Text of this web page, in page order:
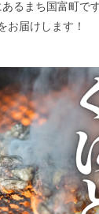
るまち国富町で
お届けします！